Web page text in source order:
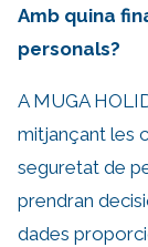
Amb quina
personals?
A MUGA
mitjançant les
seguretat de
prendran
dades